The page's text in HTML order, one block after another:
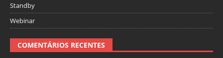
Standby
Webinar
COMENTÁRIOS RECENTES